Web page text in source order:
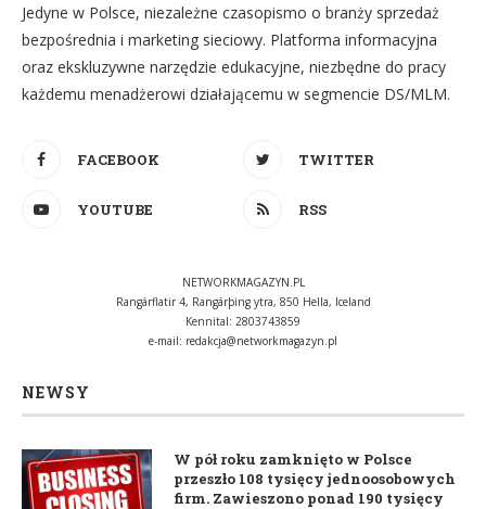
Jedyne w Polsce, niezależne czasopismo o branży sprzedaż
bezpośrednia i marketing sieciowy. Platforma informacyjna
oraz ekskluzywne narzędzie edukacyjne, niezbędne do pracy
każdemu menadżerowi działającemu w segmencie DS/MLM.
FACEBOOK TWITTER
YOUTUBE RSS
NETWORKMAGAZYN.PL
Rangárflatir 4, Rangárþing ytra, 850 Hella, Iceland
Kennital: 2803743859
e-mail: redakcja@networkmagazyn.pl
NEWSY
W pół roku zamknięto w Polsce
przeszło 108 tysięcy jednoosobowych
firm. Zawieszono ponad 190 tysięcy